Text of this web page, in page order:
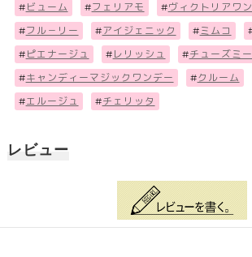
# ビューム #フェリアモ #ヴィクトリアワ
#フル－リー #アイジェニック #ミムコ
# ピエナージュ # レリッシュ #チューズミー
#キャンディーマジックワンデー #クルーム
#エルージュ #チェリッタ
レビュー